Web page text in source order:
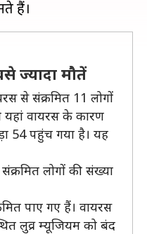
ज्यादा मौतें
से संक्रमित 11 लोगों
यहां वायरस के कारण
54 पहुंच गया है। यह
लोगों की संख्या
पाए गए हैं। वायरस
लुव्र म्यूजियम को बंद